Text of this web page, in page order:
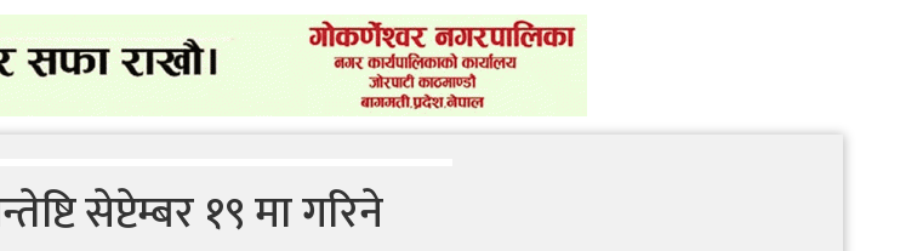
सेप्टेम्बर १९ मा गरिने